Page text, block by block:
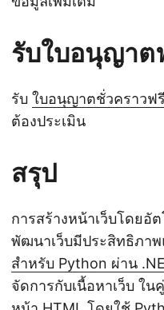
รับใบอนุญาต
รับ ใบอนุญาตชั่วคราวฟรี
ต้องประเมิน
สรุป
การสร้างหน้าเว็บโดยอั
พัฒนาเว็บมีประสิทธิภา
สำหรับ Python ผ่าน
จัดการกับเนื้อหาเว็บ ใน